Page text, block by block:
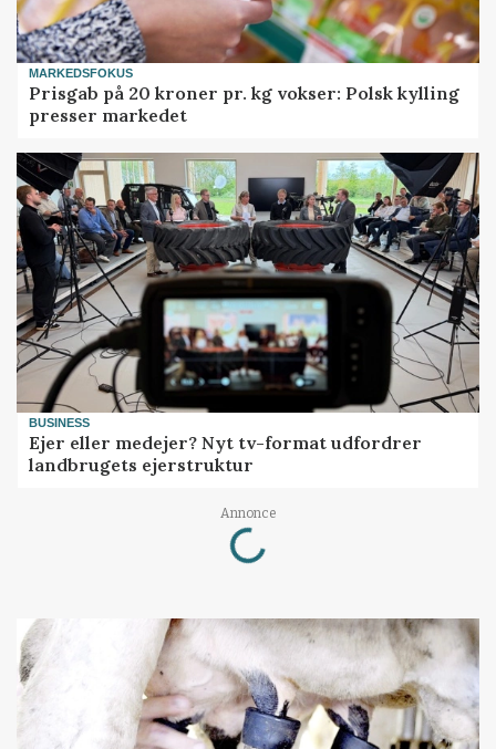
MARKEDSFOKUS
Prisgab på 20 kroner pr. kg vokser: Polsk kylling
presser markedet
BUSINESS
Ejer eller medejer? Nyt tv-format udfordrer
landbrugets ejerstruktur
Annonce
Loading...